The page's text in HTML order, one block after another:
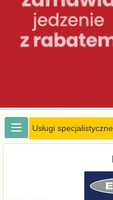
Usługi specjalistyczne